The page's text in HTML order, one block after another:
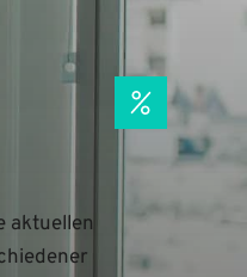
aktuellen